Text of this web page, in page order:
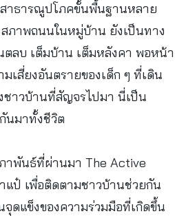
าธารณูปโภคขั้นพื้นฐานหลาย
ภาพถนนในหมู่บ้าน ยังเป็นทาง
ตลบ เต็มบ้าน เต็มหลังคา พอหน้า
เสี่ยงอันตรายของเด็ก ๆ ที่เดิน
ชาวบ้านที่สัญจรไปมา นี่เป็น
นมาทั้งชีวิต
าพันธ์ที่ผ่านมา The Active
ป๋ เพื่อติดตามชาวบ้านช่วยกัน
ดแข็งของความร่วมมือที่เกิดขึ้น